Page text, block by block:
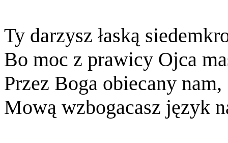
Ty darzysz łaską
Bo moc z prawicy Ojca
Przez Boga obiecany nam,
Mową wzbogacasz język